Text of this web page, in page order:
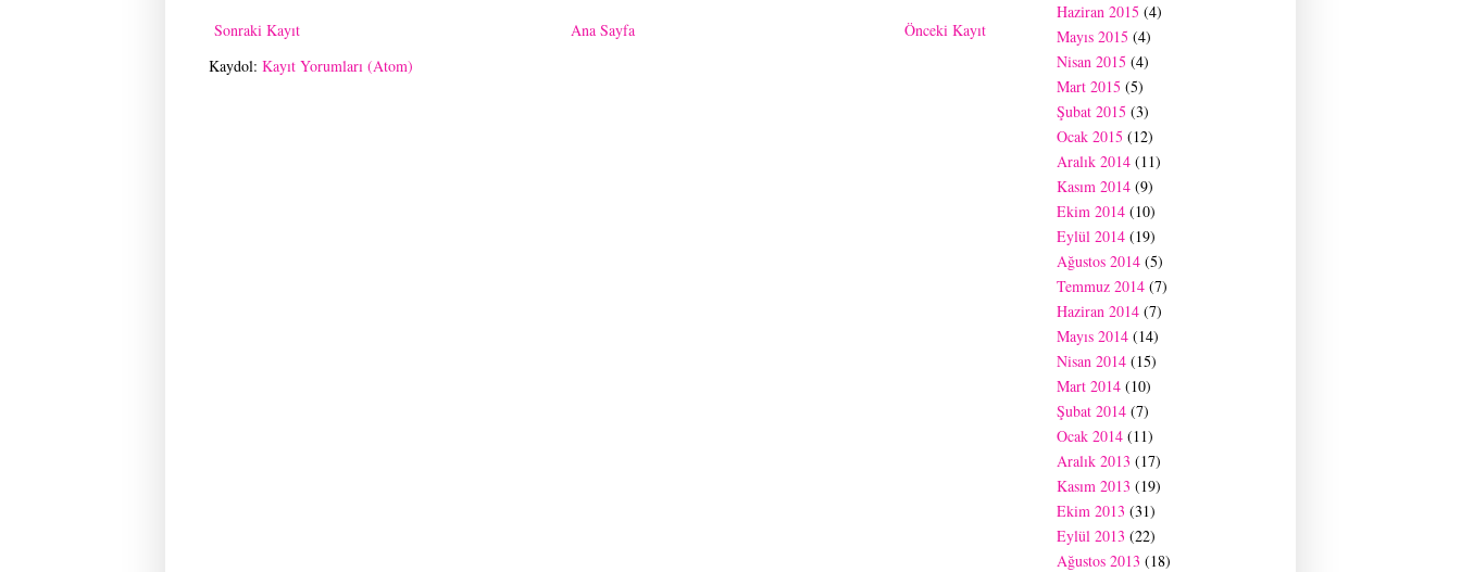
Sonraki Kayıt Önceki Kayıt
Ana Sayfa
Kaydol: Kayıt Yorumları (Atom)
Haziran 2015 (4)
Mayıs 2015 (4)
Nisan 2015 (4)
Mart 2015 (5)
Şubat 2015 (3)
Ocak 2015 (12)
Aralık 2014 (11)
Kasım 2014 (9)
Ekim 2014 (10)
Eylül 2014 (19)
Ağustos 2014 (5)
Temmuz 2014 (7)
Haziran 2014 (7)
Mayıs 2014 (14)
Nisan 2014 (15)
Mart 2014 (10)
Şubat 2014 (7)
Ocak 2014 (11)
Aralık 2013 (17)
Kasım 2013 (19)
Ekim 2013 (31)
Eylül 2013 (22)
Ağustos 2013 (18)